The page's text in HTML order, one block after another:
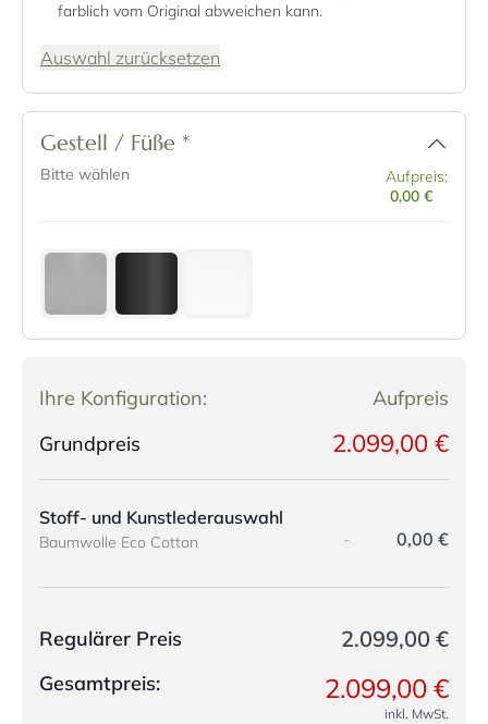
farblich vom Original abweichen kann.
Auswahl zurücksetzen
Gestell / Füße *
Bitte wählen
Aufpreis:
0,00 €
Ihre Konfiguration:
Aufpreis
Grundpreis
2.099,00 €
Stoff- und Kunstlederauswahl
Baumwolle Eco Cotton - 0,00 €
Regulärer Preis 2.099,00 €
Gesamtpreis: 2.099,00 €
inkl. MwSt.